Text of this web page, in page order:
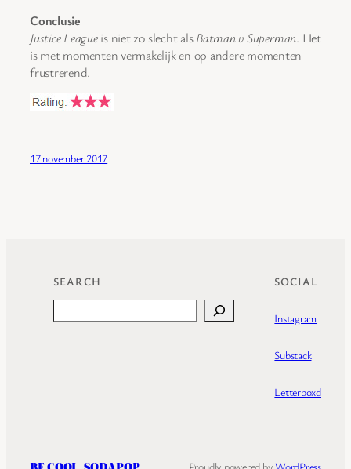
Conclusie
Justice Leagueis niet zo slecht alsBatman v Superman. Het
is met momenten vermakelijk en op andere momenten
frustrerend.
17 november 2017
SEARCH SOCIAL
Instagram
Substack
Letterboxd